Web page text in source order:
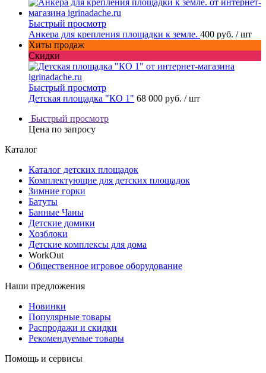
Быстрый просмотр
Анкера для крепления площадки к земле. 400 руб. / шт
Хиты продаж
Скидки
Быстрый просмотр
Детская площадка "КО 1" 68 000 руб. / шт
Быстрый просмотр
Цена по запросу
Каталог
Каталог детских площадок
Комплектующие для детских площадок
Зимние горки
Батуты
Банные Чаны
Детские домики
Хозблоки
Детские комплексы для дома
WorkOut
Общественное игровое оборудование
Наши предложения
Новинки
Популярные товары
Распродажи и скидки
Рекомендуемые товары
Помощь и сервисы